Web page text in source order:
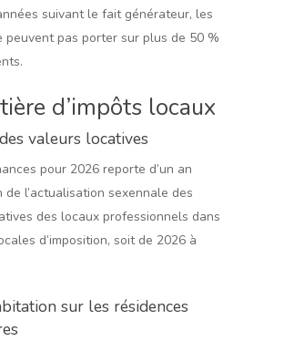
suivant le fait générateur, les
peuvent pas porter sur plus de 50 %
d’impôts locaux
valeurs locatives
pour 2026 reporte d’un an
de l’actualisation sexennale des
des locaux professionnels dans
d’imposition, soit de 2026 à
sur les résidences